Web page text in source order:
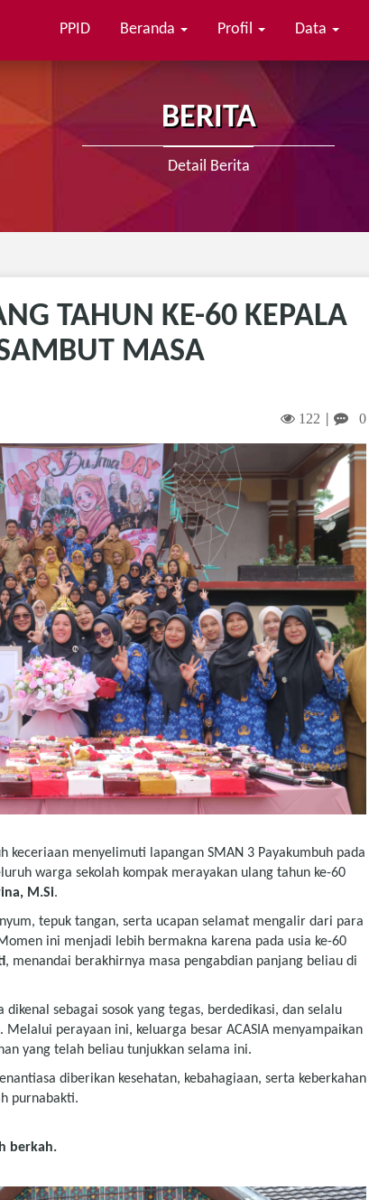
PPID Beranda Profil Data
BERITA
Detail Berita
TAHUN KE-60 KEPALA
MASA
122 0
keceriaan menyelimuti lapangan SMAN 3 Payakumbuh pada
warga sekolah kompak merayakan ulang tahun ke-60
M.Si.
tepuk tangan, serta ucapan selamat mengalir dari para
ini menjadi lebih bermakna karena pada usia ke-60
, menandai berakhirnya masa pengabdian panjang beliau di
sebagai sosok yang tegas, berdedikasi, dan selalu
perayaan ini, keluarga besar ACASIA menyampaikan
yang telah beliau tunjukkan selama ini.
diberikan kesehatan, kebahagiaan, serta keberkahan
purnabakti.
berkah.